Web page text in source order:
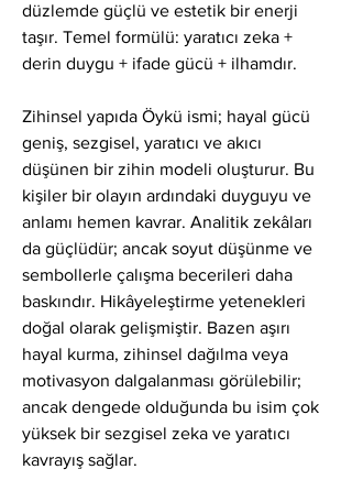
düzlemde güçlü ve estetik bir enerji
taşır. Temel formülü: yaratıcı zeka +
derin duygu + ifade gücü + ilhamdır.
Zihinsel yapıda Öykü ismi; hayal gücü
geniş, sezgisel, yaratıcı ve akıcı
düşünen bir zihin modeli oluşturur. Bu
kişiler bir olayın ardındaki duyguyu ve
anlamı hemen kavrar. Analitik zekâları
da güçlüdür; ancak soyut düşünme ve
sembollerle çalışma becerileri daha
baskındır. Hikâyeleştirme yetenekleri
doğal olarak gelişmiştir. Bazen aşırı
hayal kurma, zihinsel dağılma veya
motivasyon dalgalanması görülebilir;
ancak dengede olduğunda bu isim çok
yüksek bir sezgisel zeka ve yaratıcı
kavrayış sağlar.